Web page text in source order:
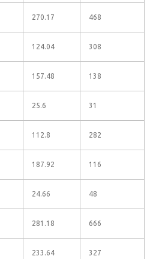
270.17 468
124.04 308
157.48 138
25.6 31
112.8 282
187.92 116
24.66 48
281.18 666
233.64 327